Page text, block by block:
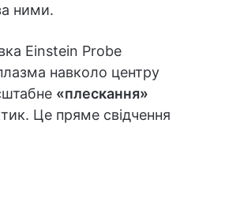
ними.
Einstein Probe
навколо центру
«плескання»
Це пряме свідчення